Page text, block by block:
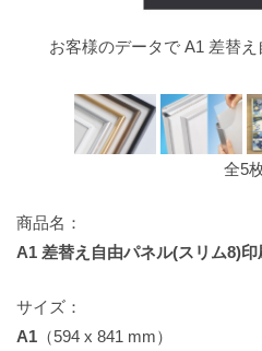
お客様のデータで A1 差替
全5
商品名：
A1 差替え自由パネル(スリム8)
サイズ：
A1 （594 x 841 mm）